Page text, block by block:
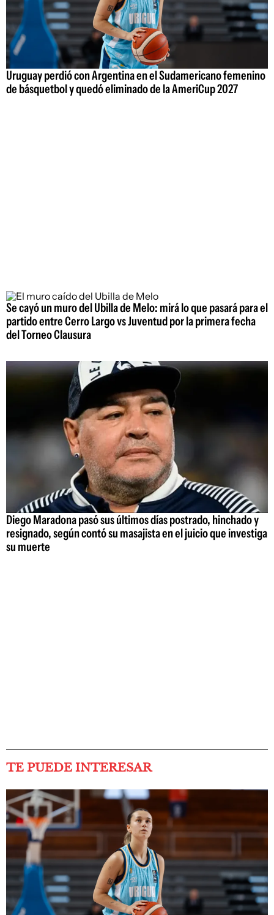
Uruguay perdió con Argentina en el Sudamericano femenino
de básquetbol y quedó eliminado de la AmeriCup 2027
Se cayó un muro del Ubilla de Melo: mirá lo que pasará para el
partido entre Cerro Largo vs Juventud por la primera fecha
del Torneo Clausura
Diego Maradona pasó sus últimos días postrado, hinchado y
resignado, según contó su masajista en el juicio que investiga
su muerte
TE PUEDE INTERESAR